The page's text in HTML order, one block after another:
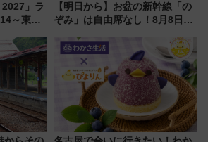
」ラ
～東
インまと
【明日から】お盆の新幹線「の
ぞみ」は自由席なし！8月8日午
せば空きが見つかることも 混
雑避ける「空席」探しのコツ